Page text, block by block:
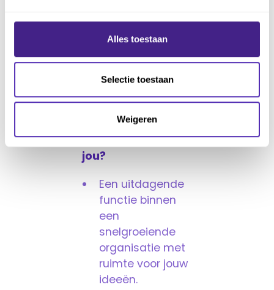
Alles toestaan
Selectie toestaan
Weigeren
✅ Een energieke,
ambitieuze
teamspeler die het
beste uit zichzelf en
anderen haalt.
Wat bieden wij
jou?
Een uitdagende
functie binnen
een
snelgroeiende
organisatie met
ruimte voor jouw
ideeën.